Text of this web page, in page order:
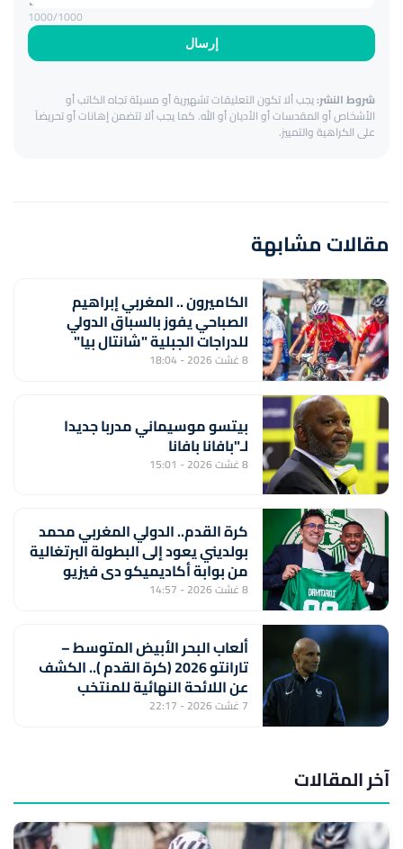
إرسال
1000/1000
شروط النشر:يجب ألا تكون التعليقات تشهيرية أو مسيئة تجاه الكاتب أو
الأشخاص أو المقدسات أو الأديان أو الله. كما يجب ألا تتضمن إهانات أو تحريضاً
على الكراهية والتمييز.
مقالات مشابهة
الكاميرون .. المغربي إبراهيم
الصباحي يفوز بالسباق الدولي
للدراجات الجبلية "شانتال بيا"
8 غشت 2026 - 18:04
بيتسو موسيماني مدربا جديدا
لـ"بافانا بافانا
8 غشت 2026 - 15:01
كرة القدم.. الدولي المغربي محمد
بولديني يعود إلى البطولة البرتغالية
من بوابة أكاديميكو دي فيزيو
8 غشت 2026 - 14:57
ألعاب البحر الأبيض المتوسط –
تارانتو 2026 (كرة القدم ).. الكشف
عن اللائحة النهائية للمنتخب
المغربي لأقل من 20 سنة
7 غشت 2026 - 22:17
آخر المقالات